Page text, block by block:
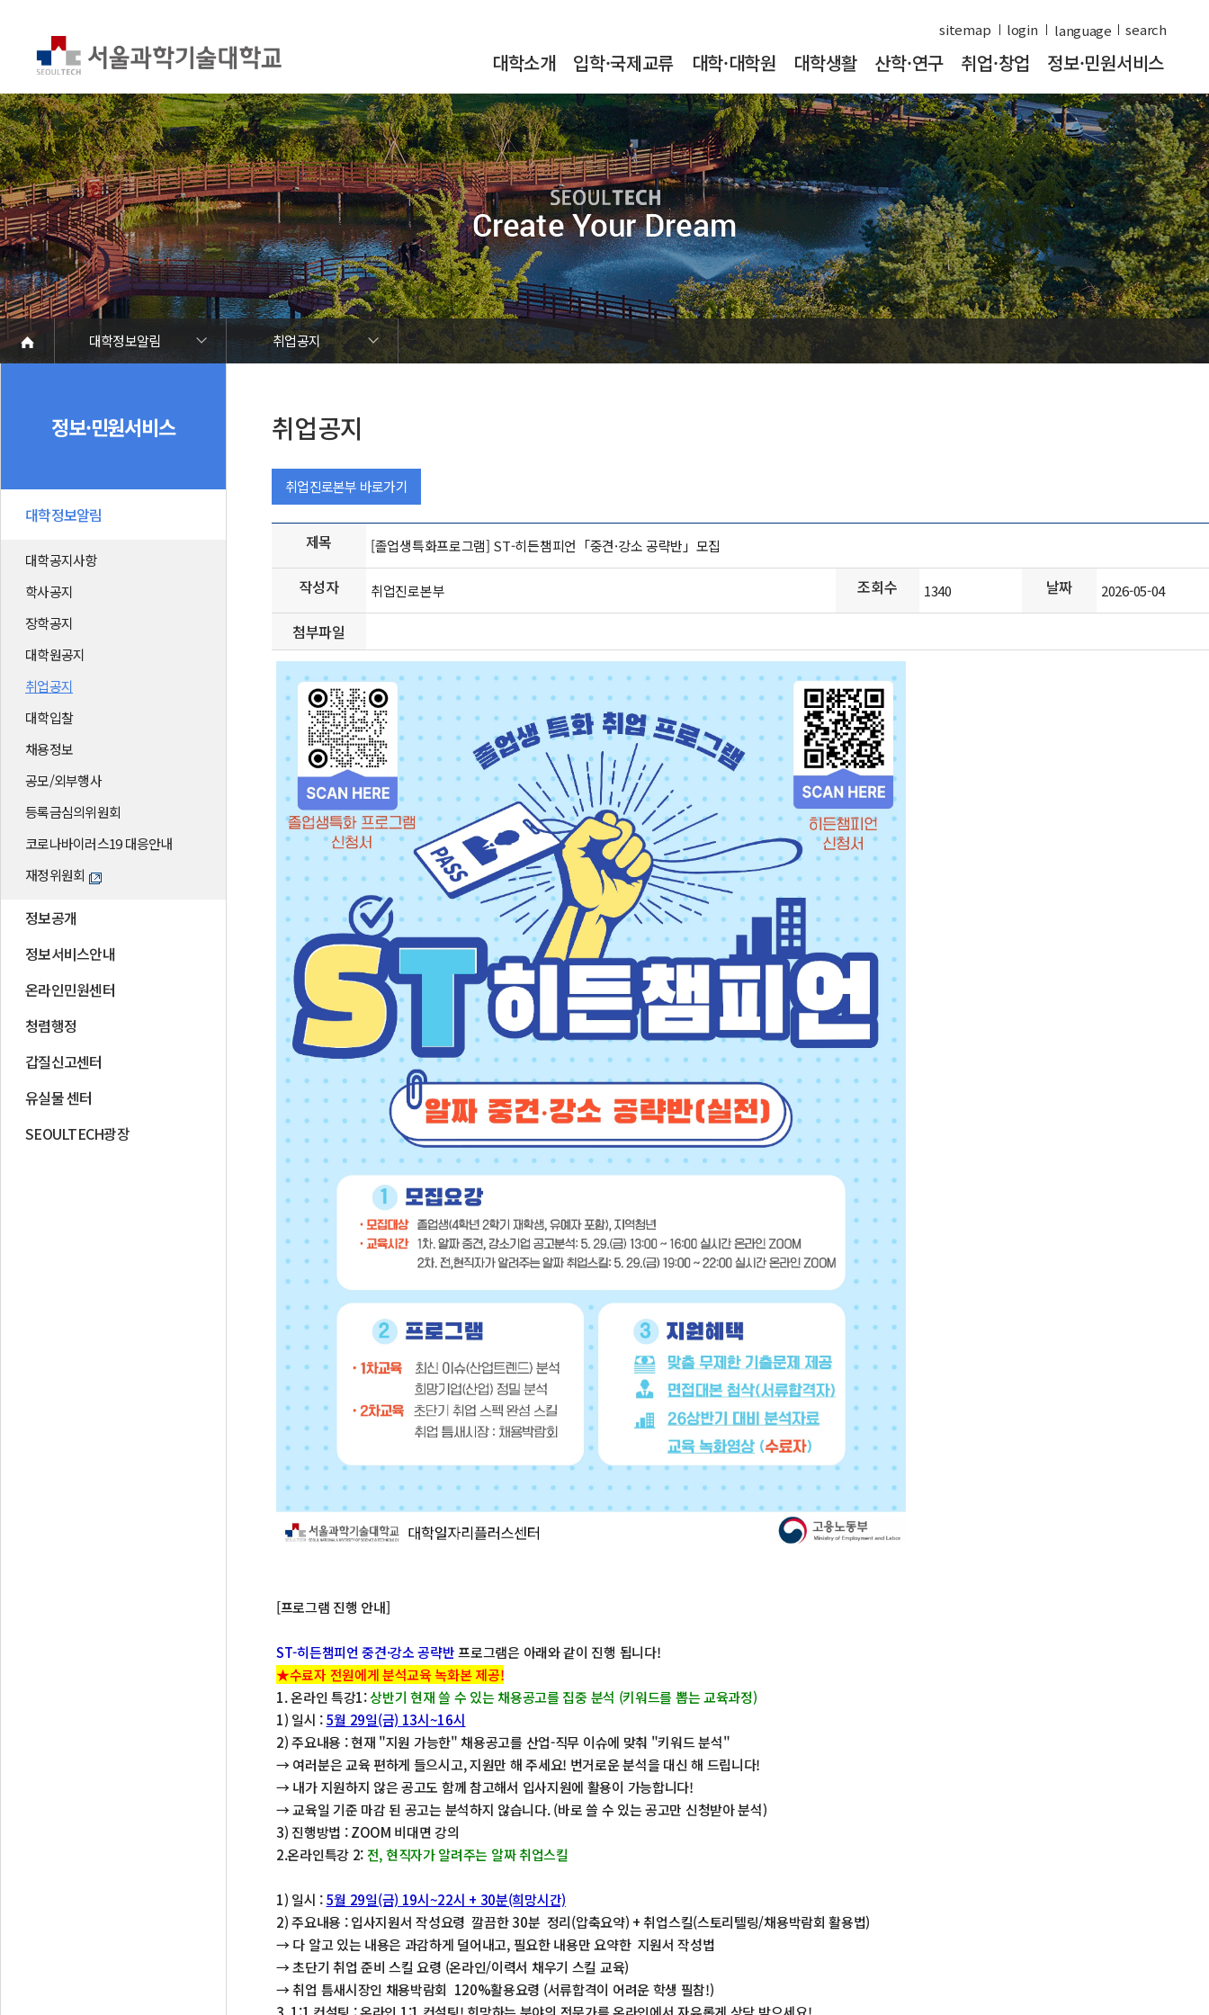
sitemap login search
대학소개 입학·국제교류 대학·대학원 대학생활 산학·연구 취업·창업 정보·민원서비스
대학정보알림
대학정보알림
정보공개
정보서비스안내
온라인민원센터
청렴행정
갑질신고센터
유실물 센터
SEOULTECH광장
취업공지
대학공지사항
학사공지
장학공지
대학원공지
취업공지
대학입찰
채용정보
공모/외부행사
등록금심의위원회
코로나바이러스19 대응안내
재정위원회
정보·민원서비스
대학정보알림
대학공지사항
학사공지
장학공지
대학원공지
취업공지
대학입찰
채용정보
공모/외부행사
등록금심의위원회
코로나바이러스19 대응안내
재정위원회
정보공개
정보서비스안내
온라인민원센터
청렴행정
갑질신고센터
유실물 센터
SEOULTECH광장
취업공지
취업진로본부 바로가기
제목 [졸업생특화프로그램] ST-히든챔피언「중견·강소 공략반」모집
작성자 취업진로본부 조회수 1340 날짜 2026-05-04
첨부파일
[프로그램 진행 안내]
ST-히든챔피언 중견·강소 공략반프로그램은 아래와 같이 진행 됩니다!
★수료자 전원에게 분석교육 녹화본 제공!
1. 온라인 특강1:상반기 현재 쓸 수 있는 채용공고를 집중 분석 (키워드를 뽑는 교육과정)
1) 일시 :5월 29일(금) 13시~16시
2) 주요내용 : 현재 "지원 가능한" 채용공고를 산업-직무 이슈에 맞춰 "키워드 분석"
→ 여러분은 교육 편하게 들으시고, 지원만 해 주세요! 번거로운 분석을 대신 해 드립니다!
→ 내가 지원하지 않은 공고도 함께 참고해서 입사지원에 활용이 가능합니다!
→ 교육일 기준 마감 된 공고는 분석하지 않습니다. (바로 쓸 수 있는 공고만 신청받아 분석)
3) 진행방법 : ZOOM 비대면 강의
2.온라인특강 2:전, 현직자가 알려주는 알짜 취업스킬
1) 일시 :5월 29일(금) 19시~22시 + 30분(희망시간)
2) 주요내용 : 입사지원서 작성요령 깔끔한 30분 정리(압축요약) + 취업스킬(스토리텔링/채용박람회 활용법)
→ 다 알고 있는 내용은 과감하게 덜어내고, 필요한 내용만 요약한 지원서 작성법
→ 초단기 취업 준비 스킬 요령 (온라인/이력서 채우기 스킬 교육)
→ 취업 틈새시장인 채용박람회 120%활용요령 (서류합격이 어려운 학생 필참!)